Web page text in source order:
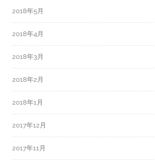
2018年5月
2018年4月
2018年3月
2018年2月
2018年1月
2017年12月
2017年11月